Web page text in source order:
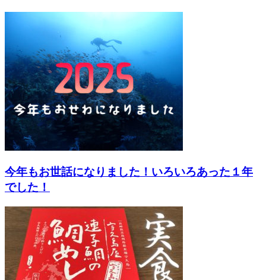
今年もお世話になりました！いろいろあった１年
でした！